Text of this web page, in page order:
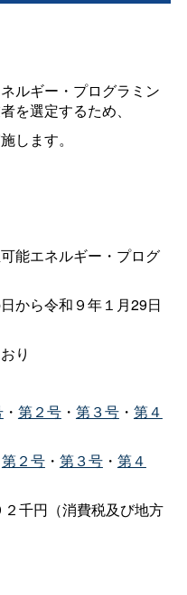
ルギー・プログラミン
を選定するため、
します。
能エネルギー・プログ
から令和９年１月29日
り
・ 第２号・ 第３号・ 第４
第２号・ 第３号・ 第４
２千円（消費税及び地方